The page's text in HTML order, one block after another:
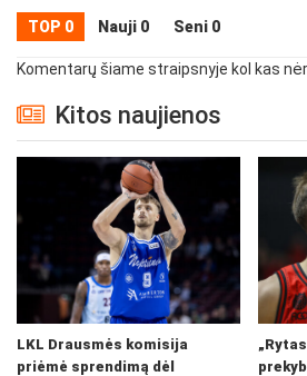
TOP 0 Nauji 0 Seni 0
Komentarų šiame straipsnyje kol kas
Kitos naujienos
LKL Drausmės komisija
priėmė sprendimą dėl